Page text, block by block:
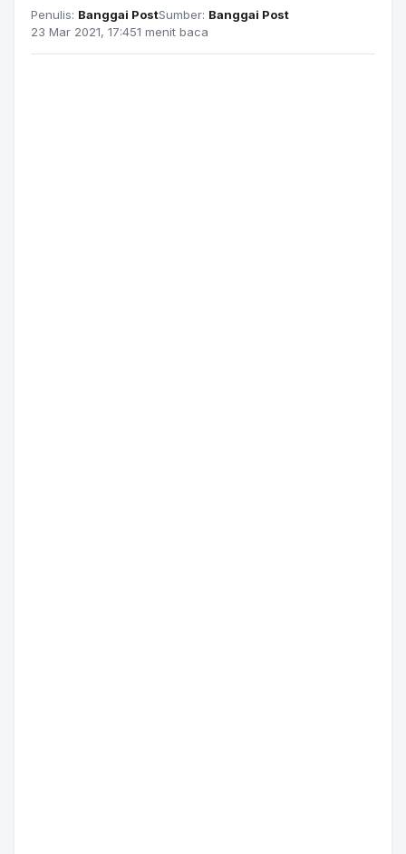
Penulis: Banggai PostSumber: Banggai Post
23 Mar 2021, 17:451 menit baca